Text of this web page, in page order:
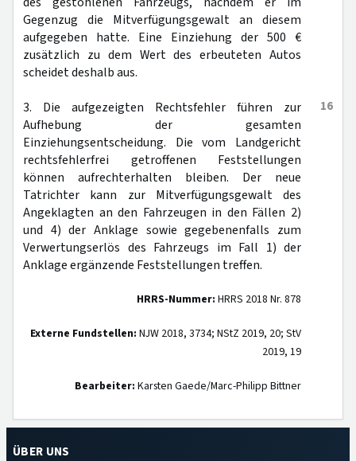
Gegenzug die Mitverfügungsgewalt an diesem
aufgegeben hatte. Eine Einziehung der 500 €
zusätzlich zu dem Wert des erbeuteten Autos
scheidet deshalb aus.
16
3. Die aufgezeigten Rechtsfehler führen zur
Aufhebung der gesamten
Einziehungsentscheidung. Die vom Landgericht
rechtsfehlerfrei getroffenen Feststellungen
können aufrechterhalten bleiben. Der neue
Tatrichter kann zur Mitverfügungsgewalt des
Angeklagten an den Fahrzeugen in den Fällen 2)
und 4) der Anklage sowie gegebenenfalls zum
Verwertungserlös des Fahrzeugs im Fall 1) der
Anklage ergänzende Feststellungen treffen.
HRRS-Nummer: HRRS 2018 Nr. 878
Externe Fundstellen: NJW 2018, 3734; NStZ 2019, 20; StV
2019, 19
Bearbeiter: Karsten Gaede/Marc-Philipp Bittner
ÜBER UNS